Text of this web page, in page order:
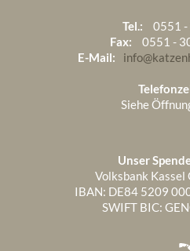
Tel.:
0551 -
Fax:
0551 -
E-Mail:
Siehe
Unser
Volksbank Kassel
IBAN: DE84 5209
SWIFT BIC: